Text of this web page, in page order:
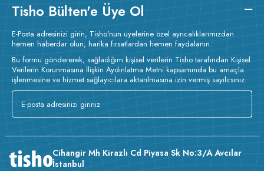
Tisho Bülten'e Üye Ol
E-Posta adresinizi girin, Tisho'nun üyelerine özel ayrıcalıklarımızdan
hemen haberdar olun, harika fırsatlardan hemen faydalanın.
Bu formu göndererek, sağladığım kişisel verilerin Tisho tarafından Kişisel
Verilerin Korunmasına İlişkin Aydınlatma Metni kapsamında bu amaçla
işlenmesine ve hizmet sağlayıcılara aktarılmasına izin vermiş sayılırsınız.
Cihangir Mh Kirazlı Cd Piyasa Sk No:3/A Avcılar
İstanbul